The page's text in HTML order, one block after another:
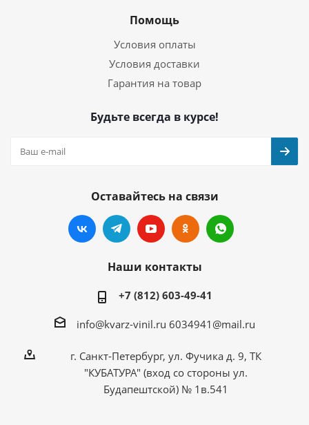
Помощь
Условия оплаты
Условия доставки
Гарантия на товар
Будьте всегда в курсе!
Оставайтесь на связи
Наши контакты
+7 (812) 603-49-41
info@kvarz-vinil.ru 6034941@mail.ru
г. Санкт-Петербург, ул. Фучика д. 9, ТК
"КУБАТУРА" (вход со стороны ул.
Будапештской) № 1в.541